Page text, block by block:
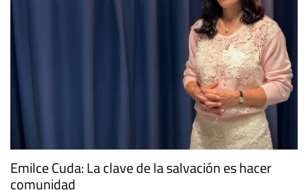
Emilce Cuda: La clave de la salvación es hacer
comunidad